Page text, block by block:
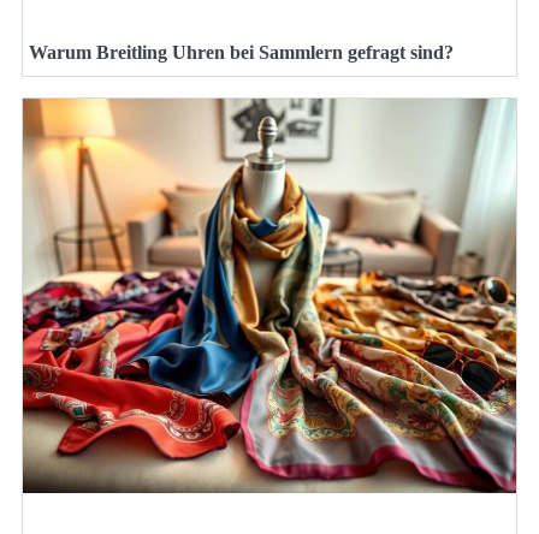
Warum Breitling Uhren bei Sammlern gefragt sind?